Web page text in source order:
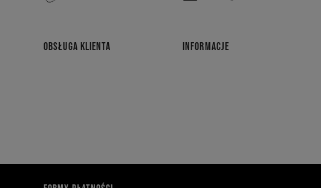
OBSŁUGA KLIENTA INFORMACJE